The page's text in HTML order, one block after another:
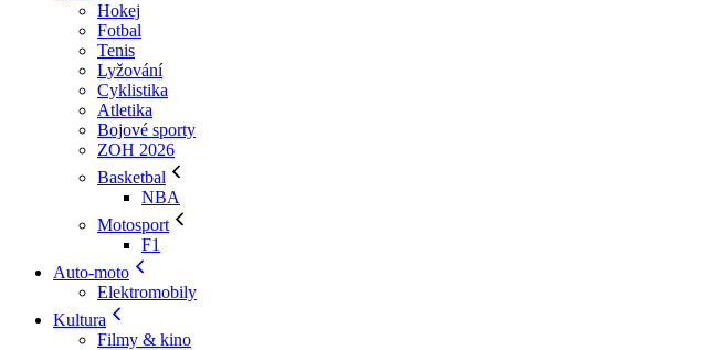
Hokej
Fotbal
Tenis
Lyžování
Cyklistika
Atletika
Bojové sporty
ZOH 2026
Basketbal
NBA
Motosport
F1
Auto-moto
Elektromobily
Kultura
Filmy & kino